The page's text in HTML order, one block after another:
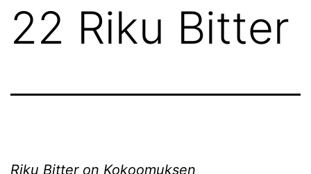
22 Riku Bitter
Riku Bitter on Kokoomuksen